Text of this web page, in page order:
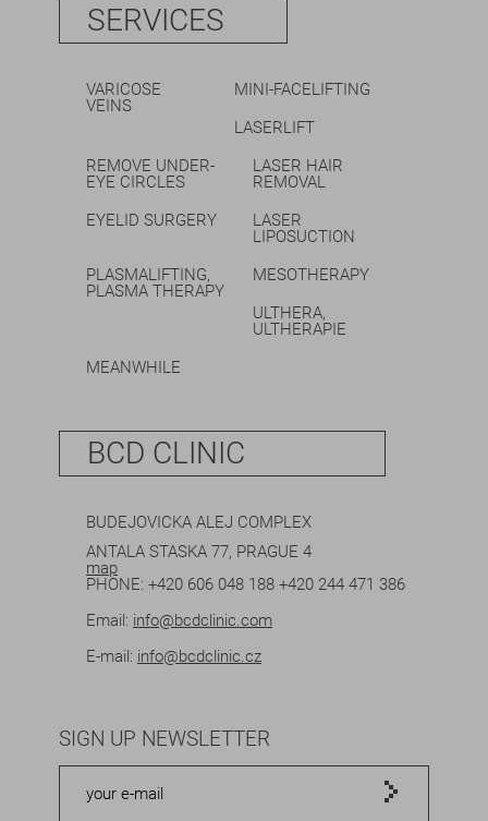
SERVICES
VARICOSE
VEINS
MINI-FACELIFTING
LASERLIFT
REMOVE UNDER-
EYE CIRCLES
LASER HAIR
REMOVAL
EYELID SURGERY
LASER
LIPOSUCTION
PLASMALIFTING,
PLASMA THERAPY
MESOTHERAPY
ULTHERA,
ULTHERAPIE
MEANWHILE
BCD CLINIC
BUDEJOVICKA ALEJ COMPLEX
ANTALA STASKA 77, PRAGUE 4
map
PHONE: +420 606 048 188 +420 244 471 386
Email: info@bcdclinic.com
E-mail: info@bcdclinic.cz
SIGN UP NEWSLETTER